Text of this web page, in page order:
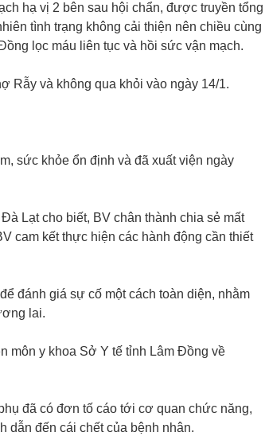
hạ vị 2 bên sau hội chẩn, được truyền tổng
tình trạng không cải thiện nên chiều cùng
lọc máu liên tục và hồi sức vận mạch.
Rẫy và không qua khỏi vào ngày 14/1.
sức khỏe ổn định và đã xuất viện ngày
Lạt cho biết, BV chân thành chia sẻ mất
cam kết thực hiện các hành động cần thiết
đánh giá sự cố một cách toàn diện, nhằm
lai.
môn y khoa Sở Y tế tỉnh Lâm Đồng về
đã có đơn tố cáo tới cơ quan chức năng,
dẫn đến cái chết của bệnh nhân.